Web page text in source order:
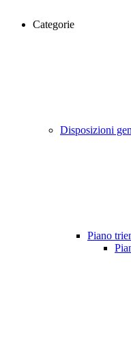
Categorie
Disposizioni
Piano